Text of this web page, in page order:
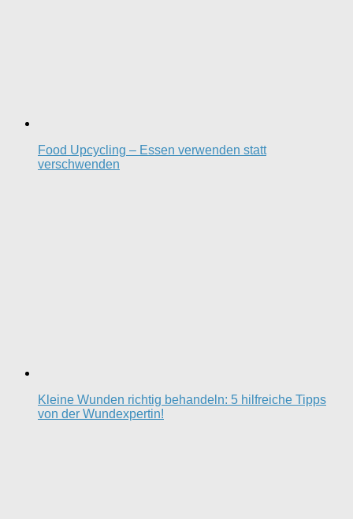
Food Upcycling – Essen verwenden statt
verschwenden
Kleine Wunden richtig behandeln: 5 hilfreiche Tipps
von der Wundexpertin!